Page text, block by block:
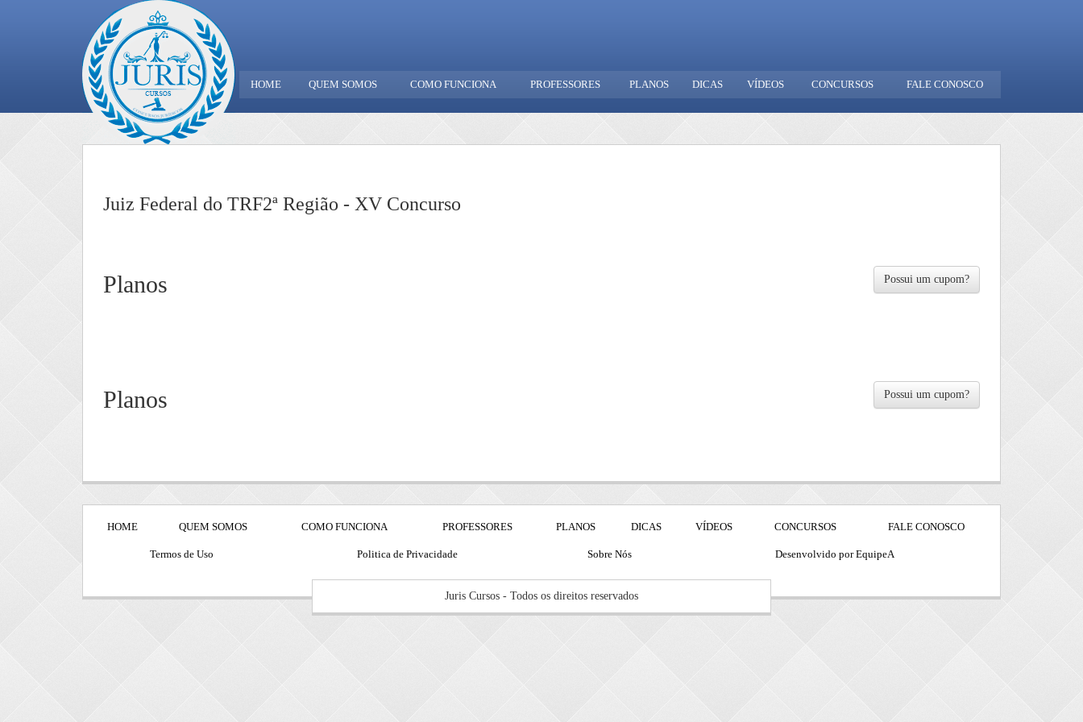
HOME QUEM SOMOS COMO FUNCIONA PROFESSORES PLANOS DICAS VÍDEOS CONCURSOS FALE CONOSCO
Juiz Federal do TRF2ª Região - XV Concurso
Planos Possui um cupom?
Planos Possui um cupom?
HOME QUEM SOMOS COMO FUNCIONA PROFESSORES PLANOS DICAS VÍDEOS CONCURSOS FALE CONOSCO
Termos de Uso Politica de Privacidade Sobre Nós Desenvolvido por EquipeA
Juris Cursos - Todos os direitos reservados